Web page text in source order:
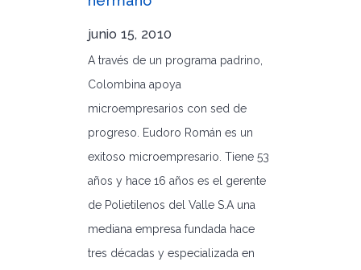
junio 15, 2010
A través de un programa padrino,
Colombina apoya
microempresarios con sed de
progreso. Eudoro Román es un
exitoso microempresario. Tiene 53
años y hace 16 años es el gerente
de Polietilenos del Valle S.A una
mediana empresa fundada hace
tres décadas y especializada en